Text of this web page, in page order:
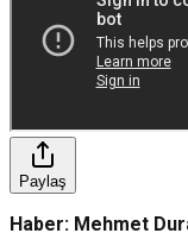
Paylaş
Haber: Mehmet